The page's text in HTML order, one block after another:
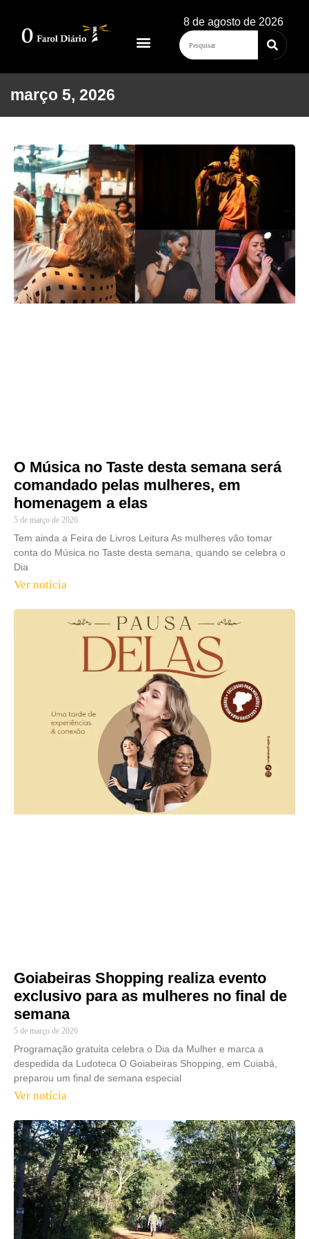
8 de agosto de 2026
março 5, 2026
O Música no Taste desta semana será
comandado pelas mulheres, em
homenagem a elas
5 de março de 2026
Tem ainda a Feira de Livros Leitura As mulheres vão tomar
conta do Música no Taste desta semana, quando se celebra o
Dia
Ver notícia
Goiabeiras Shopping realiza evento
exclusivo para as mulheres no final de
semana
5 de março de 2026
Programação gratuita celebra o Dia da Mulher e marca a
despedida da Ludoteca O Goiabeiras Shopping, em Cuiabá,
preparou um final de semana especial
Ver notícia